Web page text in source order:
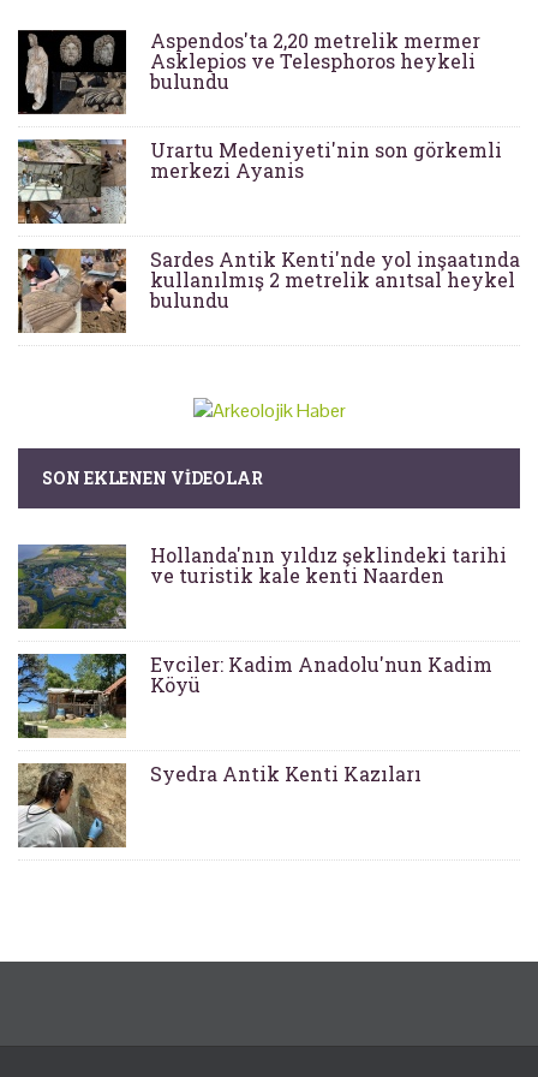
Aspendos'ta 2,20 metrelik mermer
Asklepios ve Telesphoros heykeli
bulundu
Urartu Medeniyeti'nin son görkemli
merkezi Ayanis
Sardes Antik Kenti'nde yol inşaatında
kullanılmış 2 metrelik anıtsal heykel
bulundu
SON EKLENEN VIDEOLAR
Hollanda'nın yıldız şeklindeki tarihi
ve turistik kale kenti Naarden
Evciler: Kadim Anadolu'nun Kadim
Köyü
Syedra Antik Kenti Kazıları